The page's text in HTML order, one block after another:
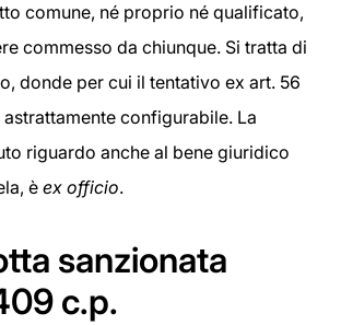
comune, né proprio né qualificato,
commesso da chiunque. Si tratta di
donde per cui il tentativo ex art. 56
configurabile. La
riguardo anche al bene giuridico
è ex officio.
sanzionata
c.p.